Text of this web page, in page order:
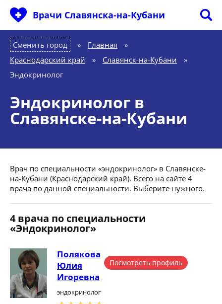
Врачи Славянска-на-Кубани
Сменить город Главная
»
Краснодарский край
» Славянск-на-Кубани
»
Эндокринолог
Эндокринолог в
Славянске-на-Кубани
Врач по специальности «эндокринолог» в Славянске-
на-Кубани (Краснодарский край). Всего на сайте 4
врача по данной специальности. Выберите нужного.
4 врача по специальности
«Эндокринолог»
Полякова
Юлия
Игоревна
эндокринолог
Посмотреть профиль